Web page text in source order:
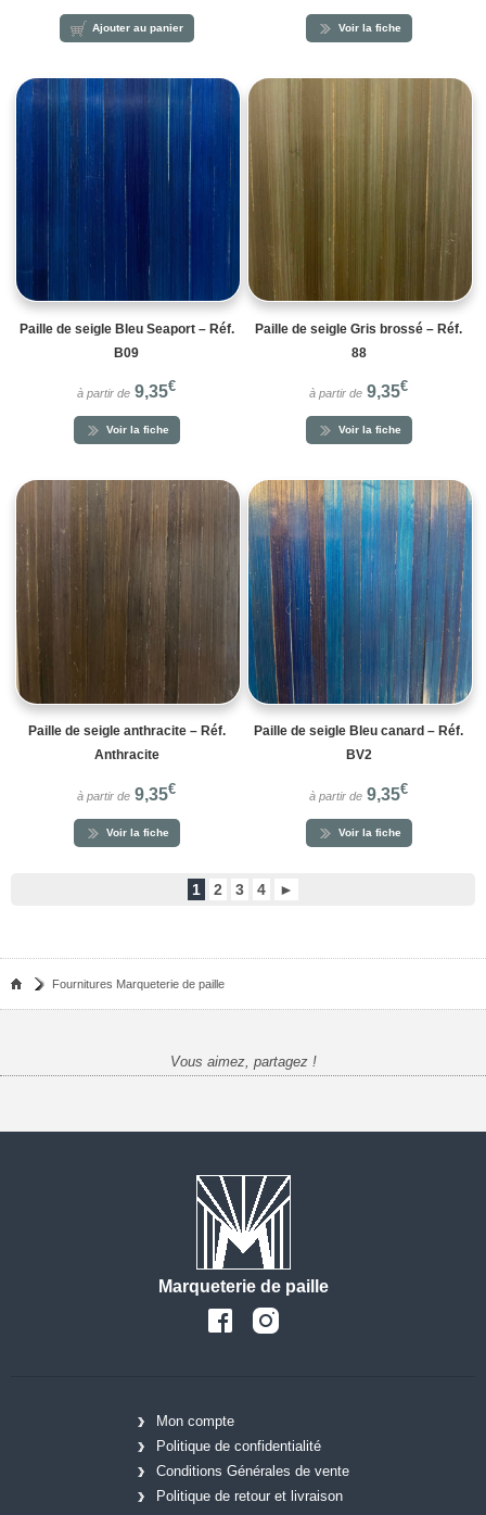
Ajouter au panier Voir la fiche
Paille de seigle Bleu Seaport – Réf.
B09
à partir de 9,35€
Voir la fiche
Paille de seigle Gris brossé – Réf.
88
à partir de 9,35€
Voir la fiche
Paille de seigle anthracite – Réf.
Anthracite
à partir de 9,35€
Voir la fiche
Paille de seigle Bleu canard – Réf.
BV2
à partir de 9,35€
Voir la fiche
1 2 3 4 ►
Fournitures Marqueterie de paille
Vous aimez, partagez !
Marqueterie de paille
Mon compte
Politique de confidentialité
Conditions Générales de vente
Politique de retour et livraison